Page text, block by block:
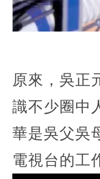
原來，吳正
識不少圈中
華是吳父吳
電視台的工